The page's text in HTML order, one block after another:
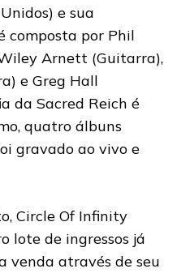
e sua
composta por Phil
Arnett (Guitarra),
e Greg Hall
da Sacred Reich é
quatro álbuns
gravado ao vivo e
Circle Of Infinity
lote de ingressos já
venda através de seu